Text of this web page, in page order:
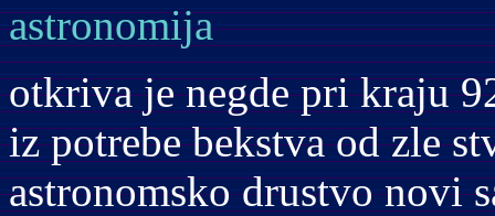
astronomija
otkriva je negde pri kraju
iz potrebe bekstva od zle
astronomsko drustvo novi